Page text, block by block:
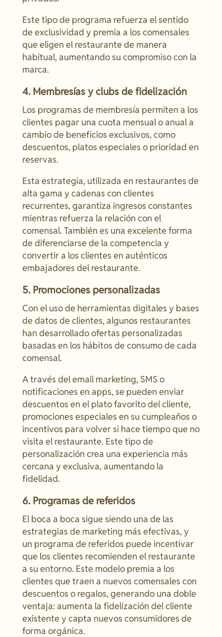
Este tipo de programa refuerza el sentido
de exclusividad y premia a los comensales
que eligen el restaurante de manera
habitual, aumentando su compromiso con la
marca.
4. Membresías y clubs de fidelización
Los programas de membresía permiten a los
clientes pagar una cuota mensual o anual a
cambio de beneficios exclusivos, como
descuentos, platos especiales o prioridad en
reservas.
Esta estrategia, utilizada en restaurantes de
alta gama y cadenas con clientes
recurrentes, garantiza ingresos constantes
mientras refuerza la relación con el
comensal. También es una excelente forma
de diferenciarse de la competencia y
convertir a los clientes en auténticos
embajadores del restaurante.
5. Promociones personalizadas
Con el uso de herramientas digitales y bases
de datos de clientes, algunos restaurantes
han desarrollado ofertas personalizadas
basadas en los hábitos de consumo de cada
comensal.
A través del email marketing, SMS o
notificaciones en apps, se pueden enviar
descuentos en el plato favorito del cliente,
promociones especiales en su cumpleaños o
incentivos para volver si hace tiempo que no
visita el restaurante. Este tipo de
personalización crea una experiencia más
cercana y exclusiva, aumentando la
fidelidad.
6. Programas de referidos
El boca a boca sigue siendo una de las
estrategias de marketing más efectivas, y
un programa de referidos puede incentivar
que los clientes recomienden el restaurante
a su entorno. Este modelo premia a los
clientes que traen a nuevos comensales con
descuentos o regalos, generando una doble
ventaja: aumenta la fidelización del cliente
existente y capta nuevos consumidores de
forma orgánica.